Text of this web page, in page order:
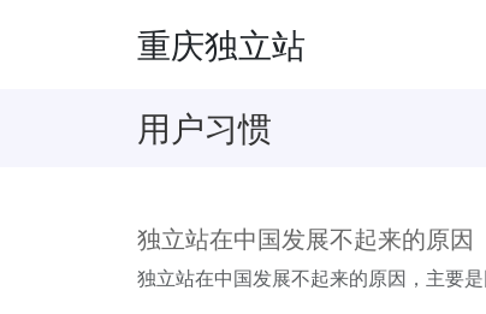
重庆独立站
用户习惯
独立站在中国发展不起来的原因
独立站在中国发展不起来的原因，主要是